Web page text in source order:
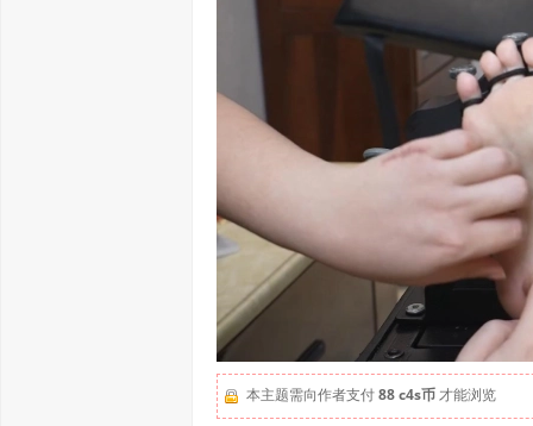
本主题需向作者支付88 c4s币才能浏览